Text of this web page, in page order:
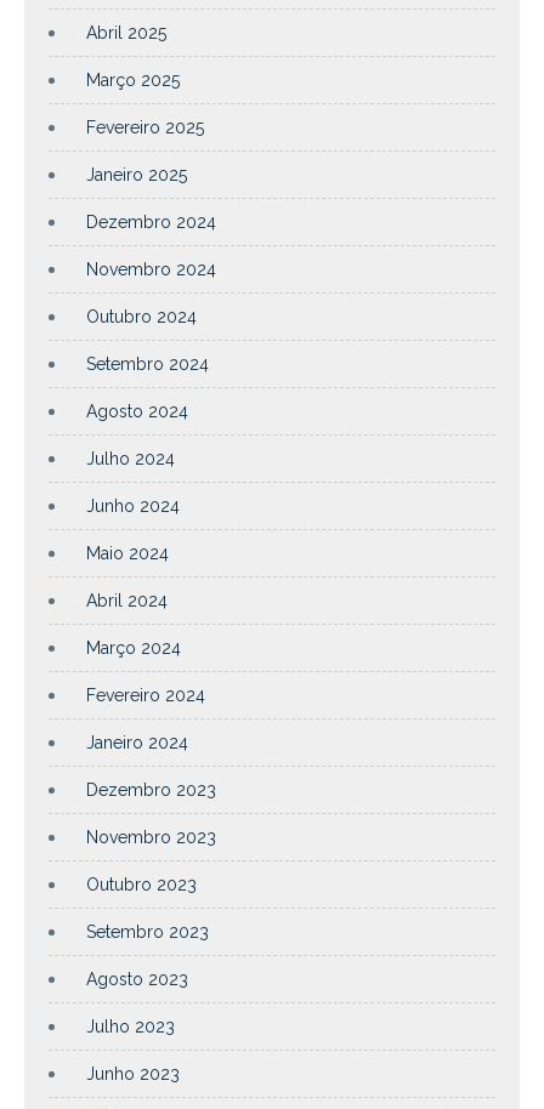
Abril 2025
Março 2025
Fevereiro 2025
Janeiro 2025
Dezembro 2024
Novembro 2024
Outubro 2024
Setembro 2024
Agosto 2024
Julho 2024
Junho 2024
Maio 2024
Abril 2024
Março 2024
Fevereiro 2024
Janeiro 2024
Dezembro 2023
Novembro 2023
Outubro 2023
Setembro 2023
Agosto 2023
Julho 2023
Junho 2023